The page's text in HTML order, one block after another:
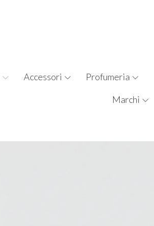
Accessori Profumeria
Marchi